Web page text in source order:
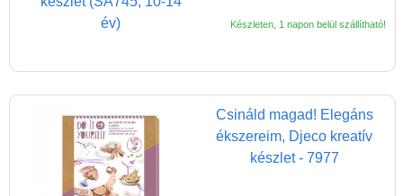
Készleten, 1 napon belül szállítható!
Csináld magad! Elegáns
ékszereim, Djeco kreatív
készlet - 7977
játékok
öltöztetős
Festés számok szerint
Flitteres képkészítő